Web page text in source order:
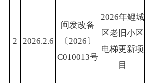
2 2026.2.6
闽发改备
〔2026〕
C010013号
2026年鲤城
区老旧小区
电梯更新项
目